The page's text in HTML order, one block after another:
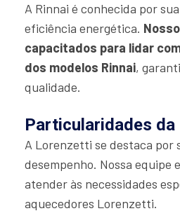
A Rinnai é conhecida por
eficiência energética.
capacitados para lidar
dos modelos Rinnai,
qualidade.
Particularidades
A Lorenzetti se destaca por
desempenho. Nossa equipe
atender às necessidades
aquecedores Lorenzetti.